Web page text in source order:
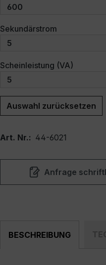
Sekundärstrom
Scheinleistung (VA)
Auswahl zurücksetzen
Art. Nr.: 44-6021
Anfrage
BESCHREIBUNG